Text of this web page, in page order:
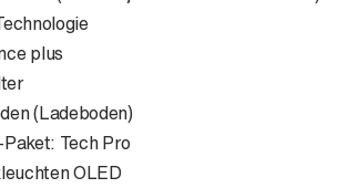
plus
(Ladeboden)
Tech Pro
OLED